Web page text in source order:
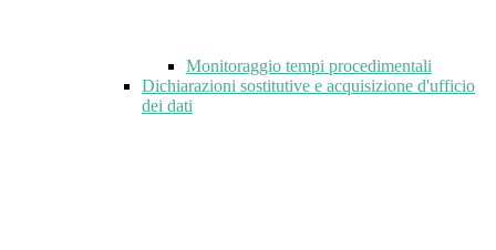
Monitoraggio tempi procedimentali
Dichiarazioni sostitutive e acquisizione d'ufficio
dei dati